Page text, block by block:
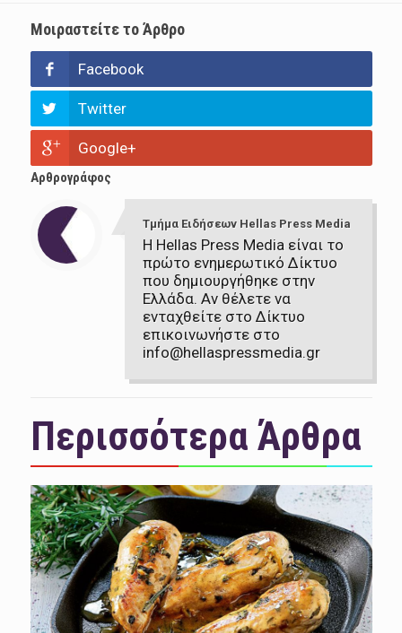
Μοιραστείτε το Άρθρο
Facebook
Twitter
Google+
Αρθρογράφος
Τμήμα Ειδήσεων Hellas Press Media
Η Hellas Press Media είναι το
πρώτο ενημερωτικό Δίκτυο
που δημιουργήθηκε στην
Ελλάδα. Αν θέλετε να
ενταχθείτε στο Δίκτυο
επικοινωνήστε στο
info@hellaspressmedia.gr
Περισσότερα Άρθρα